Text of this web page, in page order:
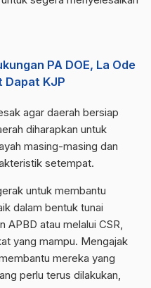
PA DOE, La Ode
Dapat KJP
agar daerah bersiap
diharapkan untuk
masing-masing dan
setempat.
untuk membantu
dalam bentuk tunai
atau melalui CSR,
yang mampu. Mengajak
mereka yang
perlu terus dilakukan,